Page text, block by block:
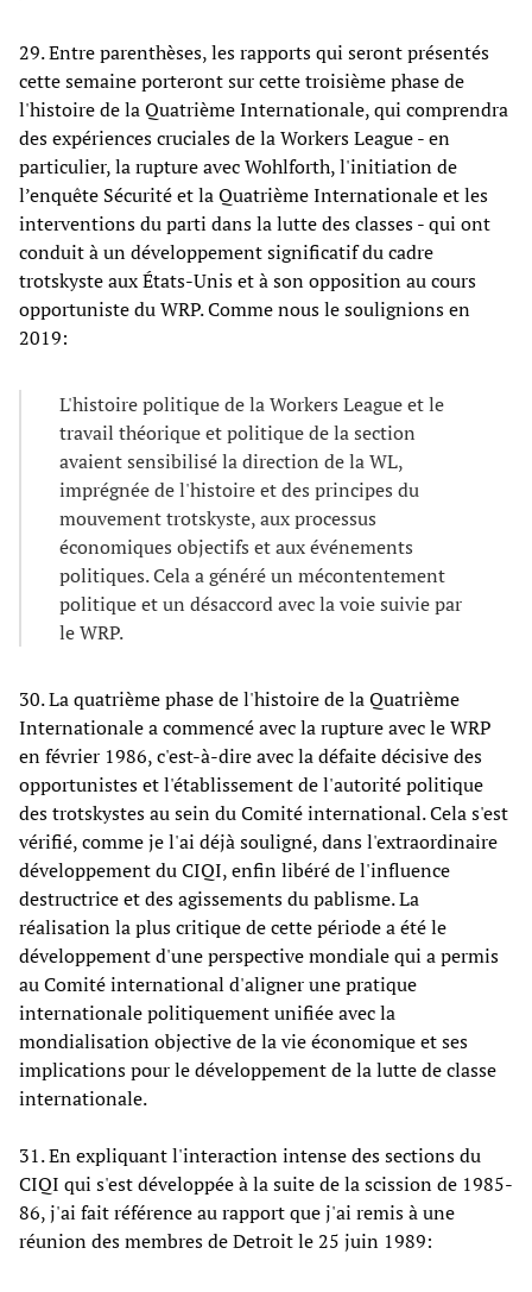
29. Entre parenthèses, les rapports qui seront présentés
cette semaine porteront sur cette troisième phase de
l'histoire de la Quatrième Internationale, qui comprendra
des expériences cruciales de la Workers League - en
particulier, la rupture avec Wohlforth, l'initiation de
l’enquête Sécurité et la Quatrième Internationale et les
interventions du parti dans la lutte des classes - qui ont
conduit à un développement significatif du cadre
trotskyste aux États-Unis et à son opposition au cours
opportuniste du WRP. Comme nous le soulignions en
2019:
L'histoire politique de la Workers League et le
travail théorique et politique de la section
avaient sensibilisé la direction de la WL,
imprégnée de l'histoire et des principes du
mouvement trotskyste, aux processus
économiques objectifs et aux événements
politiques. Cela a généré un mécontentement
politique et un désaccord avec la voie suivie par
le WRP.
30. La quatrième phase de l'histoire de la Quatrième
Internationale a commencé avec la rupture avec le WRP
en février 1986, c'est-à-dire avec la défaite décisive des
opportunistes et l'établissement de l'autorité politique
des trotskystes au sein du Comité international. Cela s'est
vérifié, comme je l'ai déjà souligné, dans l'extraordinaire
développement du CIQI, enfin libéré de l'influence
destructrice et des agissements du pablisme. La
réalisation la plus critique de cette période a été le
développement d'une perspective mondiale qui a permis
au Comité international d'aligner une pratique
internationale politiquement unifiée avec la
mondialisation objective de la vie économique et ses
implications pour le développement de la lutte de classe
internationale.
31. En expliquant l'interaction intense des sections du
CIQI qui s'est développée à la suite de la scission de 1985-
86, j'ai fait référence au rapport que j'ai remis à une
réunion des membres de Detroit le 25 juin 1989: